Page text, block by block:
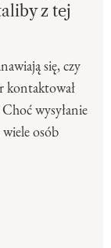
z tej
się, czy
kontaktował
wysyłanie
osób